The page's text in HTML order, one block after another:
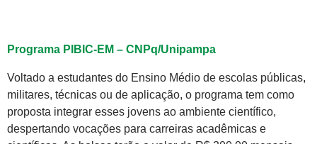
Programa PIBIC-EM – CNPq/Unipampa
Voltado a estudantes do Ensino Médio de escolas públicas,
militares, técnicas ou de aplicação, o programa tem como
proposta integrar esses jovens ao ambiente científico,
despertando vocações para carreiras acadêmicas e